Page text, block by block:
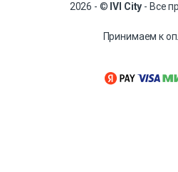
2026 - © IVI City - Все
Принимаем к